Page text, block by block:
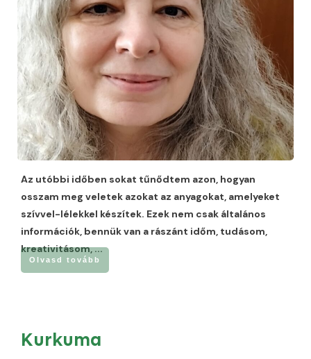
Az utóbbi időben sokat tűnődtem azon, hogyan
osszam meg veletek azokat az anyagokat, amelyeket
szívvel-lélekkel készítek. Ezek nem csak általános
információk, bennük van a rászánt időm, tudásom,
kreativitásom,...
Olvasd tovább
Kurkuma